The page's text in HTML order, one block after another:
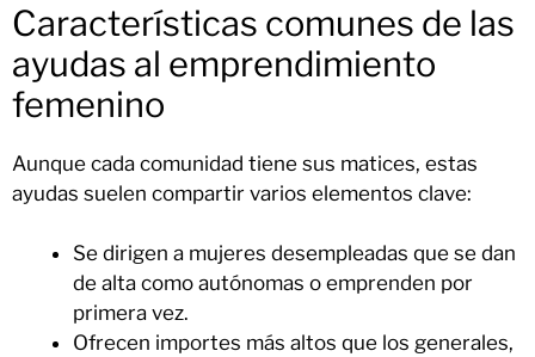
Características comunes de las
ayudas al emprendimiento
femenino
Aunque cada comunidad tiene sus matices, estas
ayudas suelen compartir varios elementos clave:
Se dirigen a mujeres desempleadas que se dan
de alta como autónomas o emprenden por
primera vez.
Ofrecen importes más altos que los generales,